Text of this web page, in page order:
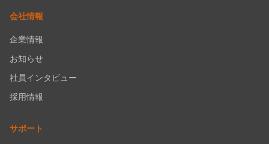
会社情報
企業情報
お知らせ
社員インタビュー
採用情報
サポート